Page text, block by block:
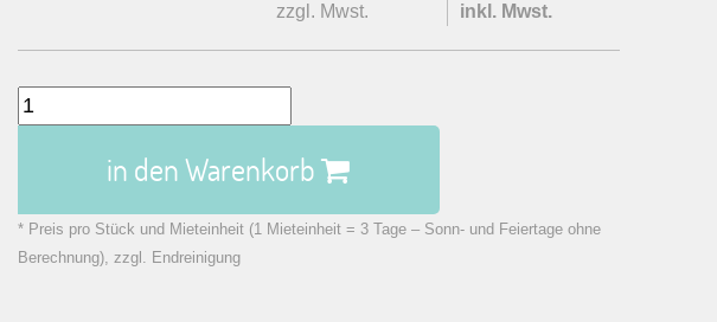
zzgl. Mwst. inkl. Mwst.
in den Warenkorb
* Preis pro Stück und Mieteinheit (1 Mieteinheit = 3 Tage – Sonn- und Feiertage ohne
Berechnung), zzgl. Endreinigung